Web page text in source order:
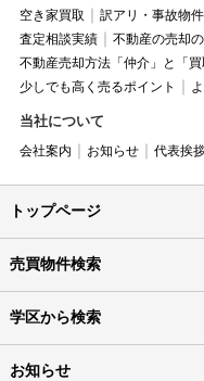
空き家買取
訳アリ・事故物
査定相談実績
不動産の売却
不動産売却方法「仲介」と「
少しでも高く売るポイント
当社について
会社案内 お知らせ 代表挨
トップページ
売買物件検索
学区から検索
お知らせ